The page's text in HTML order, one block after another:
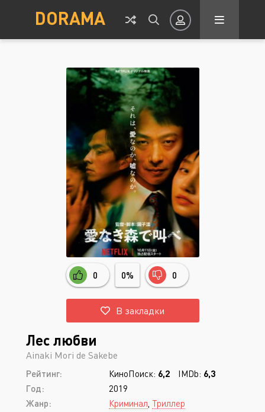
DORAMA
Авторизация
Запомнить
ВОЙТИ НА САЙТ
Регистрация Восстановить пароль
Или войти через
0 0% 0
В закладки
Лес любви
Ainaki Mori de Sakebe
Рейтинг: КиноПоиск: 6,2 IMDb: 6,3
Год:
2019
Жанр:
Криминал Триллер